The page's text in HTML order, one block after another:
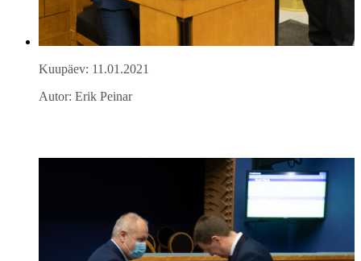
Kuupäev: 11.01.2021
Autor: Erik Peinar